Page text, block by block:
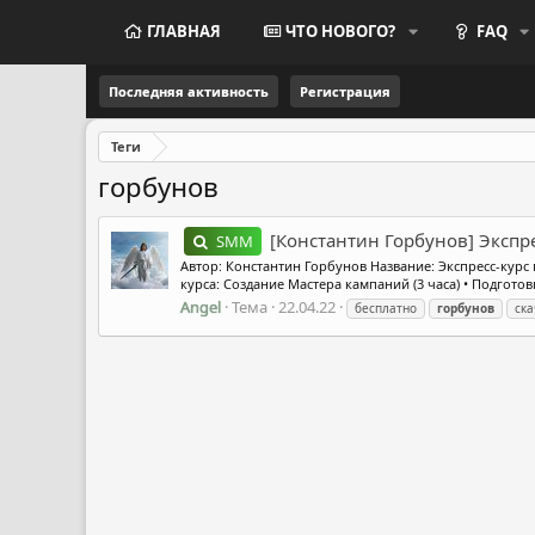
ГЛАВНАЯ ЧТО НОВОГО? FAQ
Последняя активность Регистрация
Теги
горбунов
SMM [Константин Горбунов]
Автор: Константин Горбунов Название: Экспресс-
курса: Создание Мастера кампаний (3 часа) •
Angel Тема 22.04.22 бесплатно горбунов